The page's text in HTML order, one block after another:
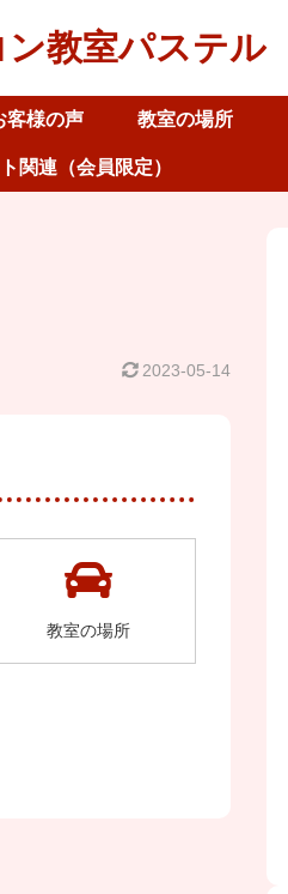
教室パステル
客様の声 教室の場所
関連（会員限定）
2023-05-14
教室の場所